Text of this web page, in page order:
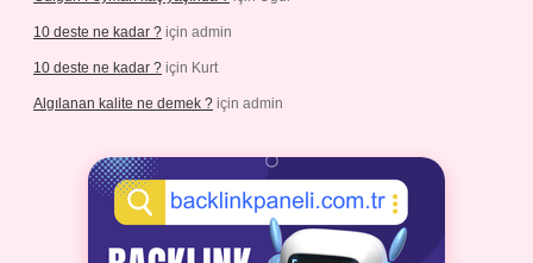
10 deste ne kadar ? için admin
10 deste ne kadar ? için Kurt
Algılanan kalite ne demek ? için admin